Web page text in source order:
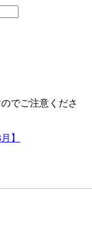
でご注意くださ
】